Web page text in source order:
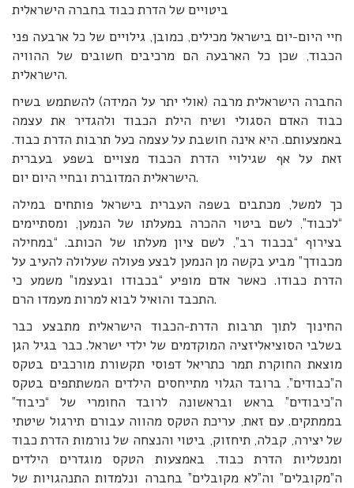
ביטויים של הדרת כבוד בחברה הישראלית
חיי היום-יום בישראל מכילים, כמובן, גילויים של כל ארבעה פני
הכבוד, שכן כל הארבעה הם מרכיבים חשובים של ההוויה
הישראלית.
החברה הישראלית מרבה (אולי יתר על המידה) להשתמש בשיח
כבוד האדם הסגולי ושיח הילת הכבוד ולהגדיר את עצמה
באמצעותם. היא אינה חושבת על עצמה כעל תרבות הדרת כבוד.
זאת על אף שגילויי הדרת הכבוד מצויים בשפע בעברית
הישראלית המדוברת ובחיי היום יום.
כך למשל, מכתבים בשפה העברית בישראל פותחים במילה
“לכבוד”, לשם ביטוי ההכרה במעלתו של הנמען, ומסתיימים
בצירוף “בכבוד רב”, לשם ציון מעלתו של הכותב. “במחילה
מכבודך” מביע בקשה מן הנמען לבצע פעולה שעלולה להעיב על
הדרת כבודו. כאשר אדם מופיע “בכבודו ובעצמו” משמע כי
התכבד והואיל לבוא למרות מעמדו הרם.
החינוך לתוך תרבות הדרת-הכבוד הישראלית מתבצע כבר
בשלבי הסוציאליזציה המוקדמים של ילדי ישראל. כבר בגיל הגן
מוצאת החוקרת תמר כתריאל דפוסי תקשורת מורכבים בטקס
ה”כבודים”. ברובד הגלוי מתייחסים הילדים המשתתפים בטקס
ה”כיבודים” בראש ובראשונה לרובד החומרי של “כיבוד”
בממתקים. עם זאת, עריכת הטקס מהווה עבורם תירגול שיטתי
של יצירה, קבלה, תיחזוק, ביטוי והנצחה של נורמות הדרת כבוד
ומנטליות הדרת כבוד. באמצעות הטקס מוגדרים הילדים
ה”מקובלים” וה”לא מקובלים” בחברה ונלמדות התנהגויות של